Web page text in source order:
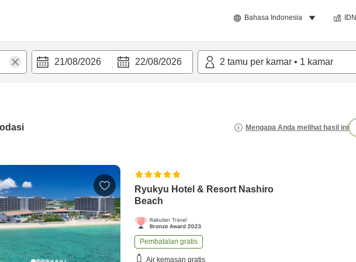
Bahasa Indonesia IDN
21/08/2026 22/08/2026 2 tamu per kamar • 1 kamar
Mengapa Anda melihat hasil ini
Ryukyu Hotel & Resort Nashiro
Beach
Pembatalan gratis
Air kemasan gratis